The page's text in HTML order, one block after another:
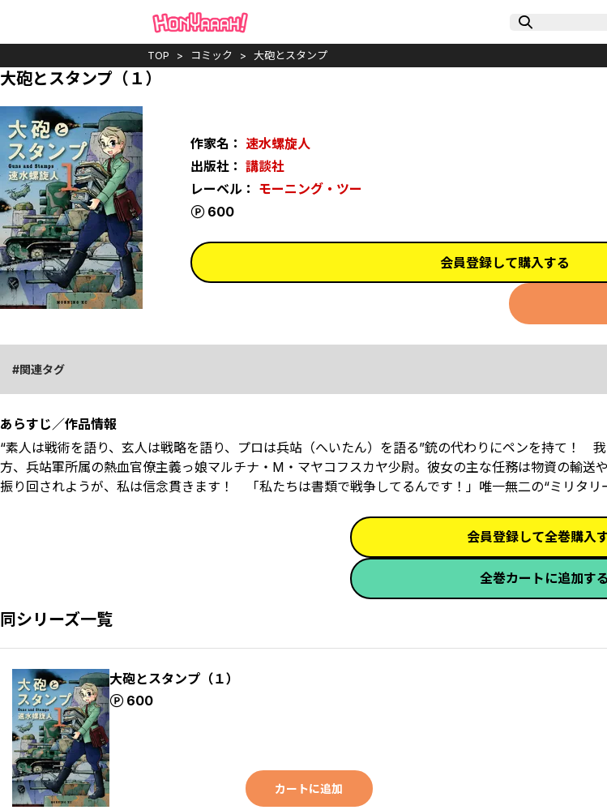
TOP コミック 大砲とスタンプ
大砲とスタンプ（１）
作家名： 速水螺旋人
出版社： 講談社
レーベル： モーニング・ツー
600
ポイント
会員登録して購入する
関連タグ
あらすじ／作品情報
“素人は戦術を語り、玄人は戦略を語り、プロは兵站（へいたん）を語る”銃の代わりにペンを持て！
方、兵站軍所属の熱血官僚主義っ娘マルチナ・M・マヤコフスカヤ少尉。彼女の主な任務は物資の輸送
振り回されようが、私は信念貫きます！ 「私たちは書類で戦争してるんです！」唯一無二の“ミリタリ
会員登録して全巻購入
全巻カートに追加する
同シリーズ一覧
大砲とスタンプ（１）
600
ポイント
カートに追加